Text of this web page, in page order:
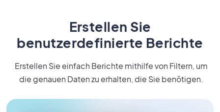
Erstellen Sie
benutzerdefinierte Berichte
Erstellen Sie einfach Berichte mithilfe von Filtern, um
die genauen Daten zu erhalten, die Sie benötigen.